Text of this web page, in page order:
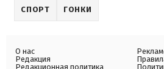
СПОРТ ГОНКИ
О нас
Редакция
Редакционная политика